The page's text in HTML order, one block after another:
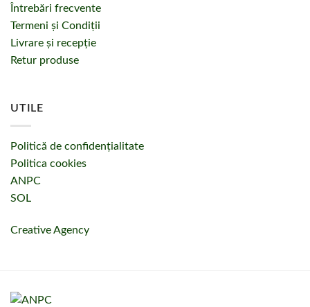
Întrebări frecvente
Termeni și Condiții
Livrare și recepție
Retur produse
UTILE
Politică de confidențialitate
Politica cookies
ANPC
SOL
Creative Agency